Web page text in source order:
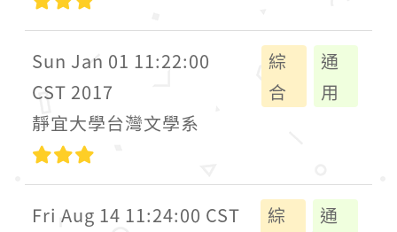
Sun Jan 01 11:22:00
CST 2017
綜
合
通
用
靜宜大學台灣文學系
Fri Aug 14 11:24:00 CST
綜
通